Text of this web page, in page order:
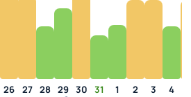
26 27 28 29 30 31 1 2 3 4